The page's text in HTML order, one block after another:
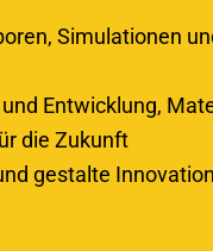
Simulationen
Entwicklung,
die Zukunft
gestalte